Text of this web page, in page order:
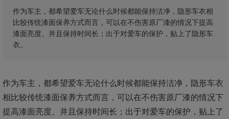
作为车主，都希望爱车无论什么时候都能保持洁净，隐形车衣相
比较传统漆面保养方式而言，可以在不伤害原厂漆的情况下提高
漆面亮度、并且保持时间长；出于对爱车的保护，贴上了隐形车
衣。
作为车主，都希望爱车无论什么时候都能保持洁净，隐形车衣
相比较传统漆面保养方式而言，可以在不伤害原厂漆的情况下
提高漆面亮度、并且保持时间长；出于对爱车的保护，贴上了